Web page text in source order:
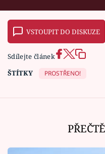
VSTOUPIT DO DISKUZE
Sdílejte článek
ŠTÍTKY
PROSTŘENO!